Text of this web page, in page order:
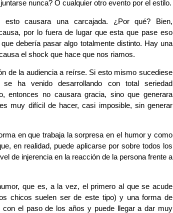
nunca? O cualquier otro evento por el estilo.
causara una carcajada. ¿Por qué? Bien,
por lo fuera de lugar que esta que pase eso
debería pasar algo totalmente distinto. Hay una
el shock que hace que nos riamos.
de la audiencia a reírse. Si esto mismo sucediese
ha venido desarrollando con total seriedad
entonces no causara gracia, sino que generara
muy difícil de hacer, casi imposible, sin generar
en que trabaja la sorpresa en el humor y como
en realidad, puede aplicarse por sobre todos los
de injerencia en la reacción de la persona frente a
que es, a la vez, el primero al que se acude
chicos suelen ser de este tipo) y una forma de
con el paso de los años y puede llegar a dar muy